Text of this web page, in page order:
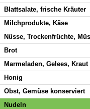
Blattsalate, frische Kräuter
Milchprodukte, Käse
Nüsse, Trockenfrüchte,
Brot
Marmeladen, Gelees, Kraut
Honig
Obst, Gemüse konserviert
Nudeln